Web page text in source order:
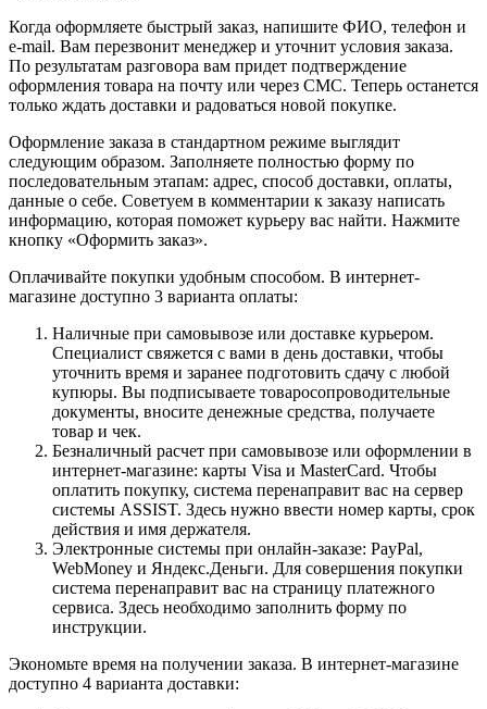
Когда оформляете быстрый заказ, напишите ФИО, телефон и
e-mail. Вам перезвонит менеджер и уточнит условия заказа.
По результатам разговора вам придет подтверждение
оформления товара на почту или через СМС. Теперь останется
только ждать доставки и радоваться новой покупке.
Оформление заказа в стандартном режиме выглядит
следующим образом. Заполняете полностью форму по
последовательным этапам: адрес, способ доставки, оплаты,
данные о себе. Советуем в комментарии к заказу написать
информацию, которая поможет курьеру вас найти. Нажмите
кнопку «Оформить заказ».
Оплачивайте покупки удобным способом. В интернет-
магазине доступно 3 варианта оплаты:
Наличные при самовывозе или доставке курьером.
Специалист свяжется с вами в день доставки, чтобы
уточнить время и заранее подготовить сдачу с любой
купюры. Вы подписываете товаросопроводительные
документы, вносите денежные средства, получаете
товар и чек.
Безналичный расчет при самовывозе или оформлении в
интернет-магазине: карты Visa и MasterCard. Чтобы
оплатить покупку, система перенаправит вас на сервер
системы ASSIST. Здесь нужно ввести номер карты, срок
действия и имя держателя.
Электронные системы при онлайн-заказе: PayPal,
WebMoney и Яндекс.Деньги. Для совершения покупки
система перенаправит вас на страницу платежного
сервиса. Здесь необходимо заполнить форму по
инструкции.
Экономьте время на получении заказа. В интернет-магазине
доступно 4 варианта доставки: